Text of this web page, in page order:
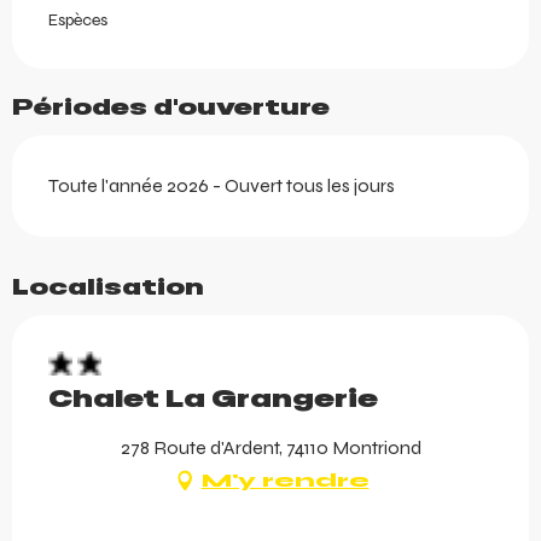
Espèces
Périodes d'ouverture
Toute l'année 2026 - Ouvert tous les jours
Localisation
Chalet La Grangerie
278 Route d'Ardent, 74110 Montriond
M'y rendre